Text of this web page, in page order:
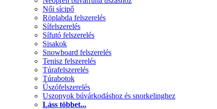
Női sícipő
Röplabda felszerelés
Sífelszerelés
Sífutó felszerelés
Sisakok
Snowboard felszerelés
Tenisz felszerelés
Túrafelszerelés
Túrabotok
Úszófelszerelés
Uszonyok búvárkodáshoz és snorkelinghez
Láss többet...